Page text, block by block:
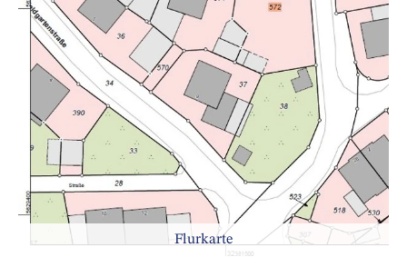
Flurkarte